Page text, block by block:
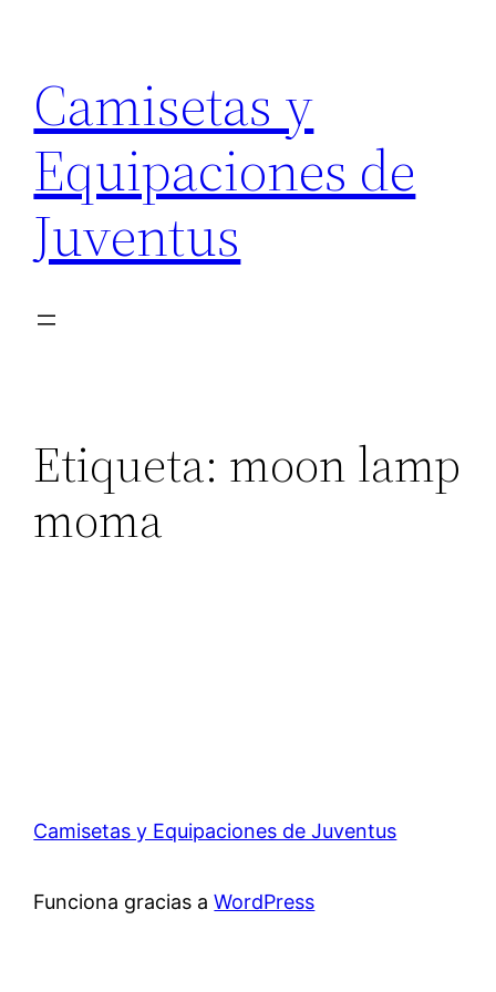
contenido
Camisetas y
Equipaciones de
Juventus
Etiqueta: moon lamp
moma
Camisetas y Equipaciones de Juventus
Funciona gracias aWordPress